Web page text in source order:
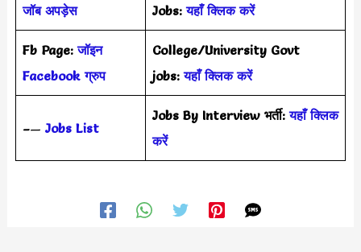
जॉब अपड़ेस
Jobs:यहाँ क्लिक करें
Fb Page:जॉइन
Facebook ग्रुप
College/University Govt
jobs:यहाँ क्लिक करें
–— Jobs List
Jobs By Interview भर्ती:यहाँ क्लिक
करें